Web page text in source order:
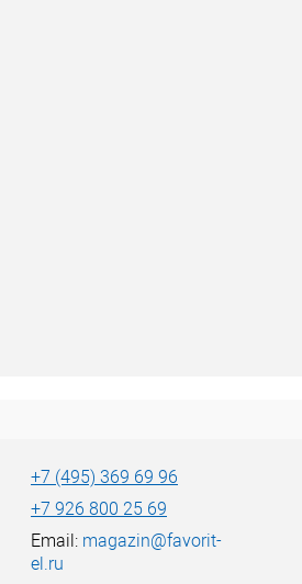
+7 (495) 369 69 96
+7 926 800 25 69
Email: magazin@favorit-
el.ru